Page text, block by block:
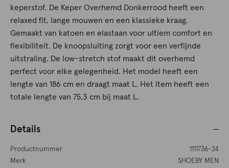
keperstof. De Keper Overhemd Donkerrood heeft een
relaxed fit, lange mouwen en een klassieke kraag.
Gemaakt van katoen en elastaan voor ultiem comfort en
flexibiliteit. De knoopsluiting zorgt voor een verfijnde
uitstraling. De low-stretch stof maakt dit overhemd
perfect voor elke gelegenheid. Het model heeft een
lengte van 186 cm en draagt maat L. Het item heeft een
totale lengte van 75,3 cm bij maat L.
Details
Productnummer
1111736-24
Merk
SHOEBY MEN